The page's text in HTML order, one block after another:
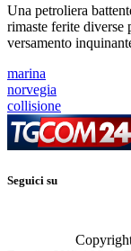
Una petroliera
rimaste ferite diverse
versamento
marina
norvegia
collisione
Seguici su